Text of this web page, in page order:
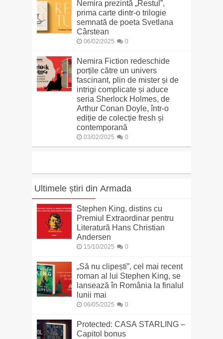
Nemira prezintă „Restul”,
prima carte dintr-o trilogie
semnată de poeta Svetlana
Cârstean
06/02/2025 0
Nemira Fiction redeschide
porțile către un univers
fascinant, plin de mister și de
intrigi complicate și aduce
seria Sherlock Holmes, de
Arthur Conan Doyle, într-o
ediție de colecție fresh și
contemporană
03/02/2025 0
Ultimele știri din Armada
Stephen King, distins cu
Premiul Extraordinar pentru
Literatură Hans Christian
Andersen
15/10/2025 0
„Să nu clipești”, cel mai recent
roman al lui Stephen King, se
lansează în România la finalul
lunii mai
06/05/2025 0
Protected: CASA STARLING –
Capitol bonus